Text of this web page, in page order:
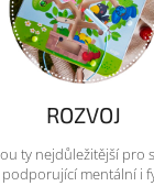
ROZVOJ
ty nejdůležitější pro
mentální i